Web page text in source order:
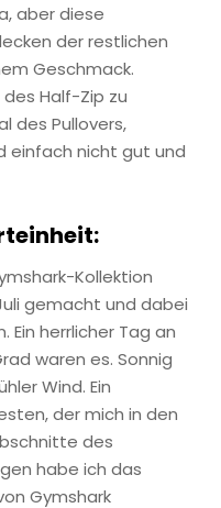
aber diese
der restlichen
Geschmack.
Half-Zip zu
des Pullovers,
einfach nicht gut und
Kollektion
gemacht und dabei
Ein herrlicher Tag an
waren es. Sonnig
Wind. Ein
der mich in den
des
habe ich das
Gymshark